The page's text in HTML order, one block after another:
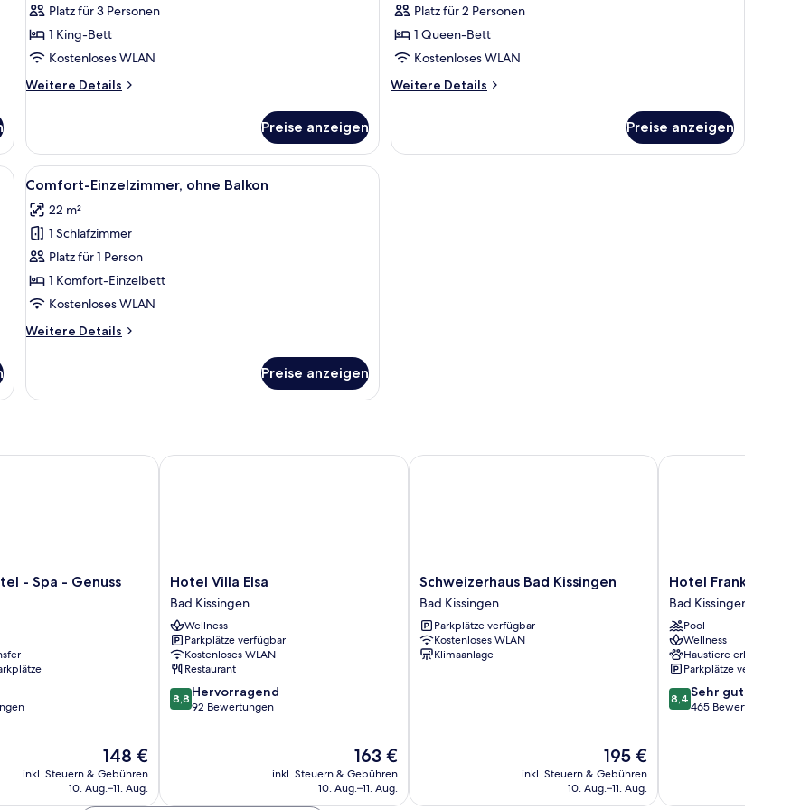
Suite,
Balkon
anzeigen
Platz für 3 Personen
1 King-Bett
Kostenloses WLAN
Weitere Details
Weitere
Suite,
Balkon
Preise anzeigen
Suite,
Balkon
anzeigen
Platz für 2 Personen
1 Queen-Bett
Kostenloses WLAN
Weitere Details
Weitere
Suite,
Preise anzeigen
Fernseher, Bett, Schreibtisch und Stuhl.
Alle
Fotos
für
Comfort-
Einzelzimmer,
ohne
Balkon
Ein Hotelzimmer mit einem Bett, einem Schreibtisch mit Computer, einem Stuhl und einem Telefon.
1
Comfort-Einzelzimmer, ohne Balkon
22 m²
1 Schlafzimmer
Platz für 1 Person
1 Komfort-Einzelbett
Kostenloses WLAN
Weitere Details
Weitere
Einzelzimmer,
Preise anzeigen
- Spa - Genuss
Der
Preis
beträgt
148 €
inkl. Steuern & Gebühren
10. Aug.–11. Aug.
Hotel
Villa
Elsa
Bad
Kissingen
Hotel Villa Elsa
Bad Kissingen
Wellness
Parkplätze verfügbar
Kostenloses WLAN
Restaurant
8.8
von
8,8 Hervorragend
92 Bewertungen
Der
Preis
beträgt
163 €
inkl. Steuern & Gebühren
10. Aug.–11. Aug.
Hotel Villa Elsa
Schweizerhaus
Bad
Kissingen
Bad
Kissingen
Schweizerhaus Bad Kissingen
Bad Kissingen
Parkplätze verfügbar
Kostenloses WLAN
Klimaanlage
Der
Preis
beträgt
195 €
inkl. Steuern & Gebühren
10. Aug.–11. Aug.
Schweizerhaus Bad Kissingen
Hotel
Frankenland
Bad
Kissingen
Hotel Frankenland
Bad Kissingen
Pool
Wellness
Haustiere erlaubt
Parkplätze verfügbar
8.4
von
8,4 Sehr gut
465 Bewertungen
Hotel Frankenland